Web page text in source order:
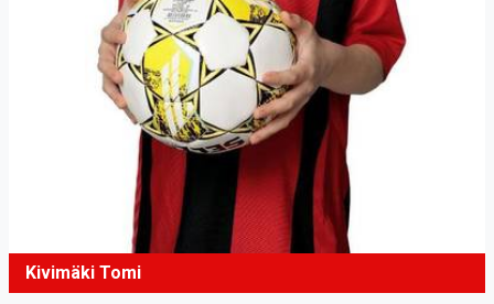
Kivimäki Tomi